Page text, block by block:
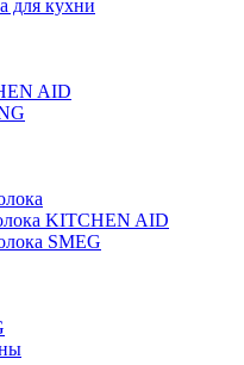
для кухни
AID
KITCHEN AID
SMEG